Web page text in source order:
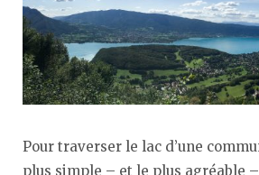
Pour traverser le lac d’une
plus simple – et le plus agréable